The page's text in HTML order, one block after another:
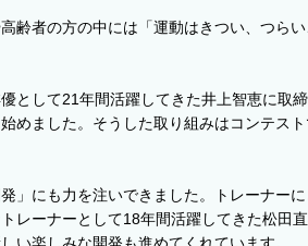
齢者の方の中には「運動はきつい、つら
として21年間活躍してきた井上智恵に取
ました。そうした取り組みはコンテス
」にも力を注いできました。トレーナー
レーナーとして18年間活躍してきた松田